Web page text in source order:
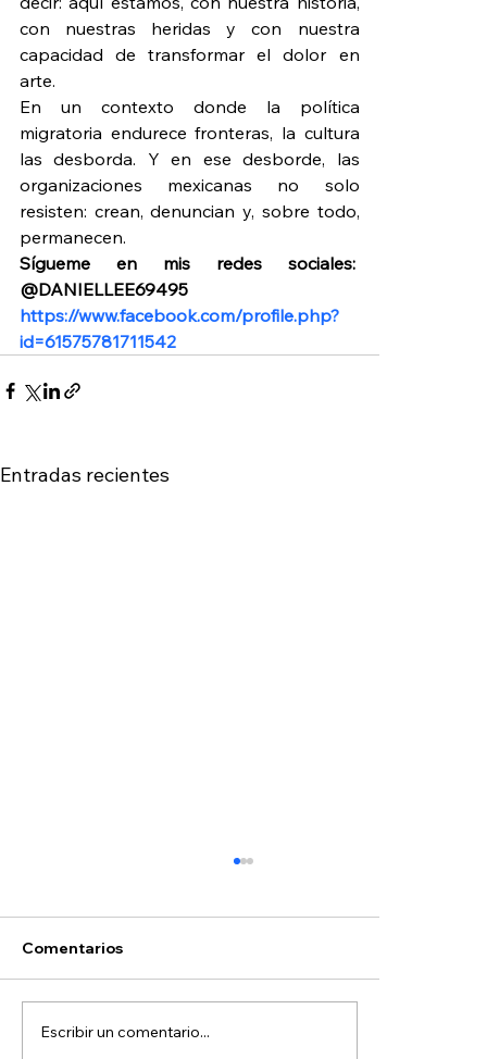
con nuestras heridas y con nuestra
capacidad de transformar el dolor en
arte.
En un contexto donde la política
migratoria endurece fronteras, la cultura
las desborda. Y en ese desborde, las
organizaciones mexicanas no solo
resisten: crean, denuncian y, sobre todo,
permanecen.
Sígueme en mis redes sociales:
https://www.facebook.com/profile.php?
id=61575781711542
Entradas recientes
Comentarios
Escribir un comentario...